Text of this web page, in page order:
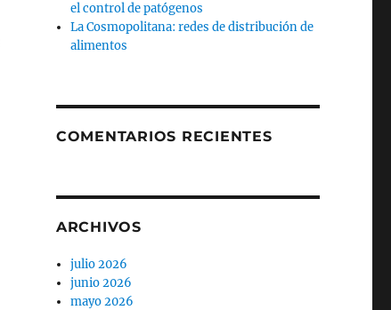
el control de patógenos
La Cosmopolitana: redes de distribución de
alimentos
COMENTARIOS RECIENTES
ARCHIVOS
julio 2026
junio 2026
mayo 2026